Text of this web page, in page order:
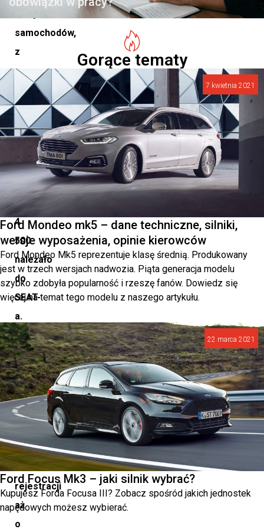
samochodów,
z
czego
11
500
modele
CUPRA,
a
4
500
należało
do
SEAT-
a.
Oznacza
to
imponujące
wzrosty
–
CUPRA
odnotowała
skok
rejestracji
aż
o
Gorące tematy
7 kwietnia 2021
Ford Mondeo mk5 – dane techniczne, silniki,
wersje wyposażenia, opinie kierowców
Ford Mondeo Mk5 reprezentuje klasę średnią. Produkowany
jest w trzech wersjach nadwozia. Piąta generacja modelu
szybko zdobyła popularność i rzeszę fanów. Dowiedz się
więcej na temat tego modelu z naszego artykułu.
22 marca 2021
Ford Focus Mk3 – jaki silnik wybrać?
Kupujesz Forda Focusa III? Zobacz spośród jakich jednostek
napędowych możesz wybierać.